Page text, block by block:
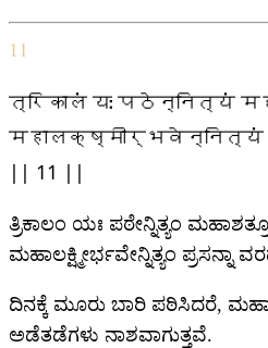
11
त्रिकालं यः पठेन्नित्यं
महालक्ष्मीर्भवेन्नित्यं
|| 11 ||
ತ್ರಿಕಾಲಂ ಯಃ ಪಠೇನ್ನಿತ್ಯಂ
ಮಹಾಲಕ್ಷ್ಮೀರ್ಭವೇನ್ನಿತ್ಯಂ ಪ್ರಸನ್ನಾ
ದಿನಕ್ಕೆ ಮೂರು ಬಾರಿ ಪಠಿಸಿದರೆ,
ಅಡೆತಡೆಗಳು ನಾಶವಾಗುತ್ತವೆ.